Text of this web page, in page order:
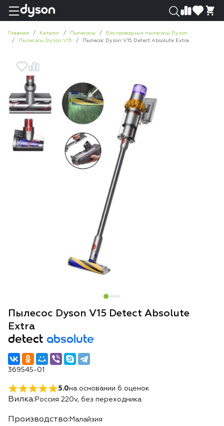
Главная Каталог Пылесосы
Беспроводные пылесосы Dyson
Пылесосы Dyson V15
Пылесос Dyson V15 Detect Absolute Extra
Пылесос Dyson V15 Detect Absolute
Extra
detect absolute
369545-01
5.0на основании 6 оценок
Вилка: Россия 220v, без переходника
Производство: Малайзия